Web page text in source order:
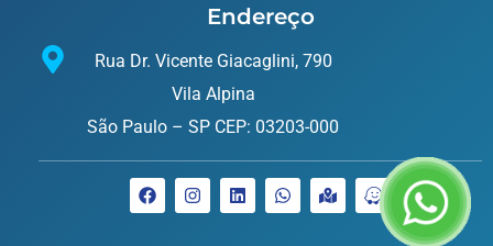
Endereço
Rua Dr. Vicente Giacaglini, 790
Vila Alpina
São Paulo – SP CEP: 03203-000